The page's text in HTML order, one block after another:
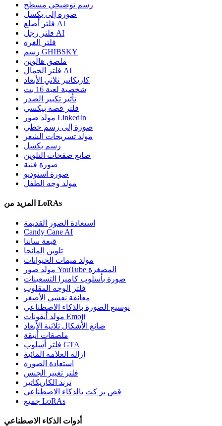
رسم توضيحي مسطح
صورة إلى بكسل
فلتر أصلع AI
فلتر رجل AI
فلتر الغرة
رسم GHIBSKY
ملصق هالوين
فلتر الجمال AI
كاريكاتير ثلاثي الأبعاد
شخصية لعبة 16 بت
تأثير تكبير الصدر
فلتر قصة بيكسي
مولد صور LinkedIn
صورة إلى رسم خطي
مولد تسريحات الشعر
رسم بكسل
صانع صفحات التلوين
صورة فنية
صورة استوديو
مولد وجه الطفل
المزيد من LoRAs
استعادة الصور القديمة
Candy Cane AI
قبعة سانتا
تلوين المانجا
مولد ميمات الحيوانات
مولد صور YouTube المصغرة
صورة بأسلوب كاميرا التسعينات
فلتر الوجه المقلوب
معانقة نفسي الأصغر
توسيع الصورة بالذكاء الاصطناعي
مولد أيقونات Emoji
صانع الأشكال ثلاثية الأبعاد
ملصقات أنيقة
فلتر أسلوب GTA
إزالة العلامة المائية
استعادة الصورة
فلتر تغيير الجنس
ترند الكاريكاتير
قص بز كت بالذكاء الاصطناعي
جميع LoRAs
أدوات الذكاء الاصطناعي